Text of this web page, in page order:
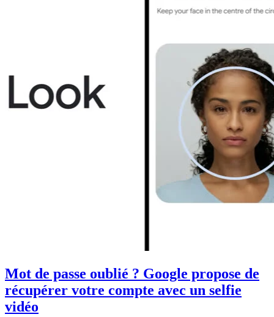
Mot de passe oublié ? Google propose de
récupérer votre compte avec un selfie
vidéo